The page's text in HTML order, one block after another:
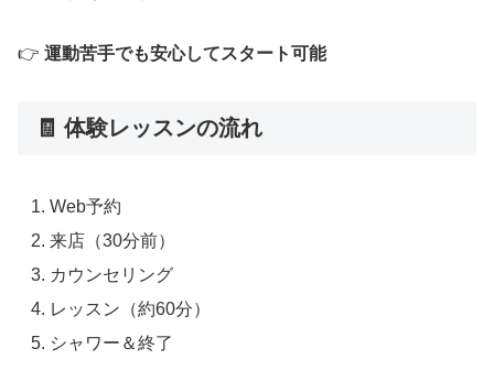
👉 運動苦手でも安心してスタート可能
🧾 体験レッスンの流れ
Web予約
来店（30分前）
カウンセリング
レッスン（約60分）
シャワー＆終了